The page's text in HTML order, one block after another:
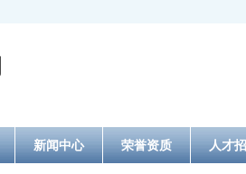
新闻中心 荣誉资质 人才